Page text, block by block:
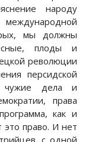
народу
мы должны
плоды и
революции
персидской
чужие дела и
права
как и
это право. И нет